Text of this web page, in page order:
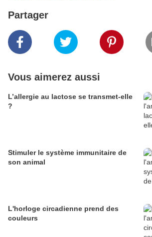
Partager
Vous aimerez aussi
L’allergie au lactose se transmet-elle
?
Stimuler le système immunitaire de
son animal
L'horloge circadienne prend des
couleurs